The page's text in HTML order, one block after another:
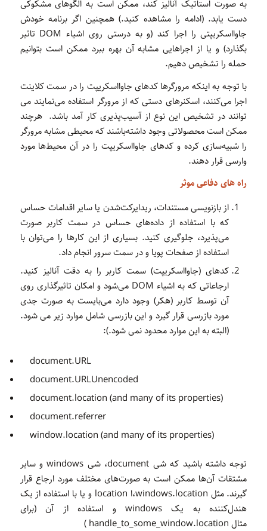
به صورت استاتیک آنالیز کند، ممکن است به الگوهای مشکوکی
دست یابد. (ادامه را مشاهده کنید.) همچنین اگر برنامه خودش
جاوااسکریپتی را اجرا کند (و به درستی روی اشیاء DOM تاثیر
بگذارد) و یا از اجراهایی مشابه‌ آن بهره ببرد ممکن است بتوانیم
حمله را تشخیص دهیم.
با توجه به اینکه مرورگرها کدهای جاوااسکریپت را در سمت کلاینت
اجرا می‌کنند، اسکنرهای دستی که از مرورگر استفاده می‌نمایند می
توانند در تشخیص این نوع از آسیب‌پذیری کار آمد باشد. هرچند
ممکن است محصولاتی وجود داشته‌باشند که محیطی مشابه مرورگر
را شبیه‌سازی کرده و کدهای جاوااسکریپت را در آن محیط‌ها مورد
وارسی قرار دهند.
راه های دفاعی موثر
از بازنویسی مستندات، ریدایرکت‌شدن یا سایر اقدامات حساس
که با استفاده از داده‌های حساس در سمت کاربر صورت
می‌پذیرد،‌ جلوگیری کنید. بسیاری از این کارها را می‌توان با
استفاده از صفحات پویا و در سمت سرور انجام داد.
کدهای (جاوااسکریپت) سمت کاربر را به دقت آنالیز کنید.
ارجاعاتی که به اشیاء DOM می‌شود و امکان تاثیرگذاری روی
آن توسط کاربر (هکر) وجود دارد می‌بایست به صورت جدی
مورد بازرسی قرار گیرد و این بازرسی شامل موارد زیر می شود.
(البته به این موارد محدود نمی شود.):
document.URL
document.URLUnencoded
document.location (and many of its properties)
document.referrer
window.location (and many of its properties)
توجه داشته باشید که شی document، شی windows و سایر
مشتقات آن‌ها ممکن است به صورت‌های مختلف مورد ارجاع قرار
گیرند. مثل windows.location،ا location و یا با استفاده از یک
هندل‌کننده به یک windows و استفاده از آن (برای
مثال handle_to_some_window.location )